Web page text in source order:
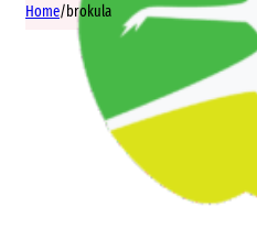
Home/brokula